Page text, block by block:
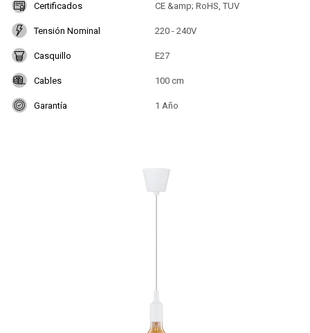
Certificados CE &amp; RoHS, TUV
Tensión Nominal 220 - 240V
Casquillo E27
Cables 100 cm
Garantía 1 Año